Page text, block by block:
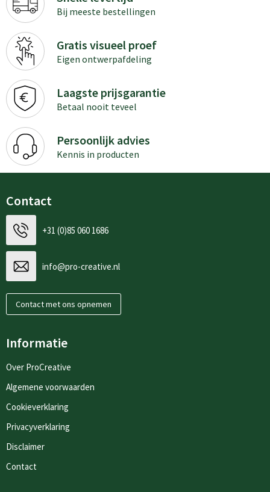
Bij meeste bestellingen
Gratis visueel proef
Eigen ontwerpafdeling
Laagste prijsgarantie
Betaal nooit teveel
Persoonlijk advies
Kennis in producten
Contact
+31 (0)85 060 1686
info@pro-creative.nl
Contact met ons opnemen
Informatie
Over ProCreative
Algemene voorwaarden
Cookieverklaring
Privacyverklaring
Disclaimer
Contact